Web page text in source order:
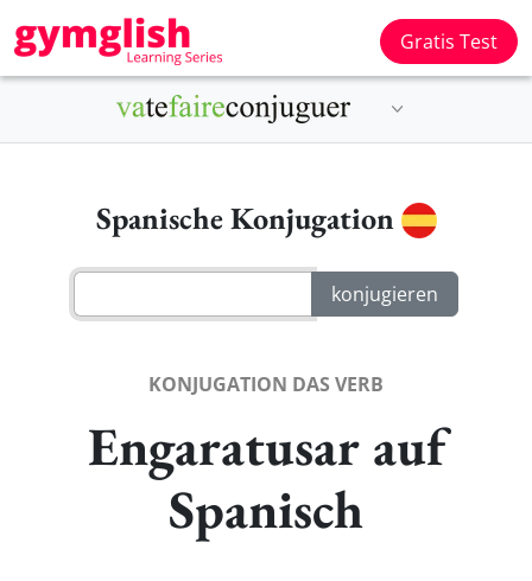
Gratis Test
Spanische Konjugation
KONJUGATION DAS VERB
Engaratusar auf
Spanisch